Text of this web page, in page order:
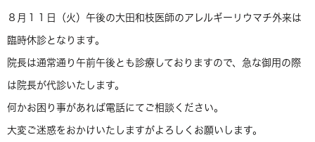
８月１１日（火）午後の大田和枝医師のアレルギーリウマチ外来は
臨時休診となります。
院長は通常通り午前午後とも診療しておりますので、急な御用の際
は院長が代診いたします。
何かお困り事があれば電話にてご相談ください。
大変ご迷惑をおかけいたしますがよろしくお願いします。